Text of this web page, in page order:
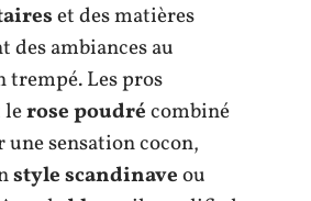
et des matières
des ambiances au
trempé. Les pros
lerose poudrécombiné
une sensation cocon,
style scandinaveou